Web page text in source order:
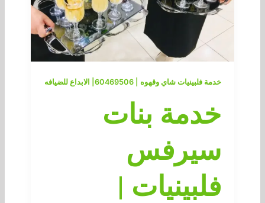
خدمة فلبينيات شاي وقهوه | 60469506| الابداع للضيافه
خدمة بنات
سيرفس
فلبينيات |